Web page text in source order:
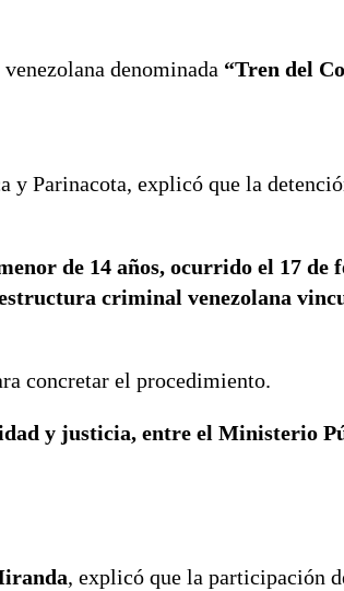
denominada “Tren del
y Parinacota, explicó que la
de 14 años, ocurrido el 17 de
criminal venezolana
concretar el procedimiento.
y justicia, entre el Ministerio
, explicó que la participación